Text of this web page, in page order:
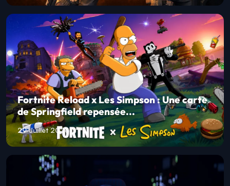
Fortnite Reload x Les Simpson : Une carte
de Springfield repensée...
29 Juillet 2026